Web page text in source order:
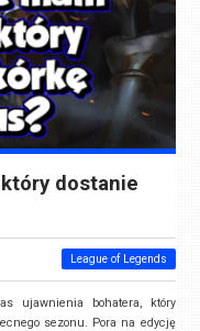
dostanie
League of Legends
ujawnienia bohatera, który
sezonu. Pora na edycję